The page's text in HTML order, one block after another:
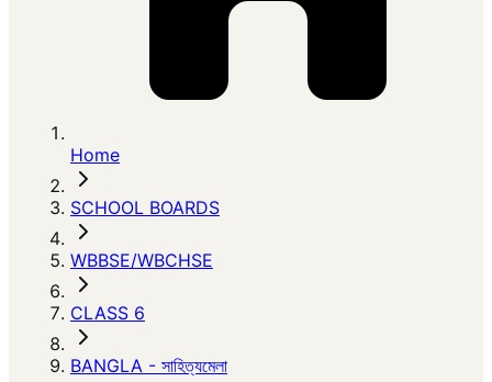
Home
SCHOOL BOARDS
WBBSE/WBCHSE
CLASS 6
BANGLA - সাহিত্যমেলা